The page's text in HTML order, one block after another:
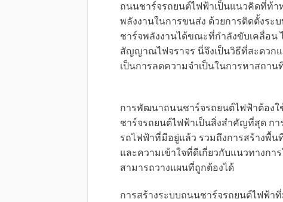
ถนนชาร์จรถยนต์ไฟฟ้าเป็นแนวคิดที่ท้า
พลังงานในการขนส่ง ด้วยการติดตั้งร
ชาร์จพลังงานได้ขณะที่กำลังขับเคลื่อน
สัญญาณไฟจราจร นี่จึงเป็นวิธีที่สะดวก
เป็นการลดความจำเป็นในการหาสถา
การพัฒนาถนนชาร์จรถยนต์ไฟฟ้าต้องใ
ชาร์จรถยนต์ไฟฟ้าเป็นสิ่งสำคัญที่สุด ก
รถไฟฟ้าที่มีอยู่แล้ว รวมถึงการสร้างพื้น
และความเข้าใจที่ดีเกี่ยวกับแนวทางก
สามารถวางแผนที่ถูกต้องได้
การสร้างระบบถนนชาร์จรถยนต์ไฟฟ้า